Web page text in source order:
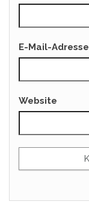
E-Mail-Adresse
Website